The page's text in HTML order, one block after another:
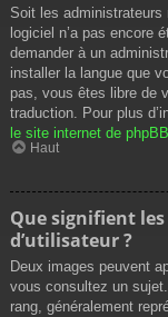
Soit les administrateurs
logiciel n’a pas encore
demander à un
installer la langue que
pas, vous êtes libre de
traduction. Pour plus
le site internet de phpBB
Haut
Que signifient
d’utilisateur ?
Deux images peuvent
vous consultez un
rang, généralement